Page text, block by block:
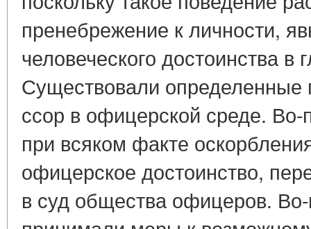
пренебрежение к личности,
человеческого достоинства в
Существовали определенные
ссор в офицерской среде.
при всяком факте
офицерское достоинство,
в суд общества офицеров.